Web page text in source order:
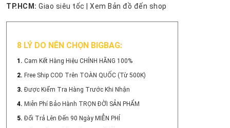
TP.HCM: Giao siêu tốc Xem Bản đồ đến shop
8 LÝ DO NÊN CHỌN BIGBAG:
1. Cam Kết Hàng Hiệu CHÍNH HÃNG 100%
2. Free Ship COD Trên TOÀN QUỐC (Từ 500K)
3. Được Kiểm Tra Hàng Trước Khi Nhận
4. Miễn Phí Bảo Hành TRỌN ĐỜI SẢN PHẨM
5. Đổi Trả Lên Đến 90 Ngày MIỄN PHÍ